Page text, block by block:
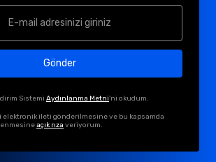
Gönder
Sistemi Aydınlanma Metni'ni okudum.
elektronik ileti gönderilmesine ve bu kapsamda
açık rıza veriyorum.